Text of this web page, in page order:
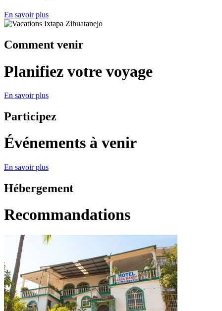
En savoir plus
Comment venir
Planifiez votre voyage
En savoir plus
Participez
Événements à venir
En savoir plus
Hébergement
Recommandations